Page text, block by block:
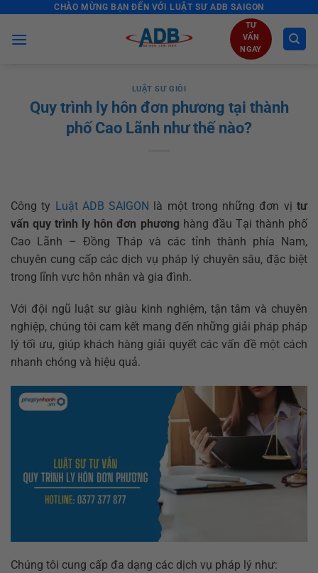
content
CHÀO MỪNG BẠN ĐẾN VỚI LUẬT SƯ ADB SAIGON
TƯ
VẤN
NGAY
LUẬT SƯ GIỎI
Quy trình ly hôn đơn phương tại thành
phố Cao Lãnh như thế nào?
Công ty Luật ADB SAIGON là một trong những đơn vịtư
vấn quy trình ly hôn đơn phương hàng đầu Tại thành phố
Cao Lãnh – Đồng Tháp và các tỉnh thành phía Nam,
chuyên cung cấp các dịch vụ pháp lý chuyên sâu, đặc biệt
trong lĩnh vực hôn nhân và gia đình.
Với đội ngũ luật sư giàu kinh nghiệm, tận tâm và chuyên
nghiệp, chúng tôi cam kết mang đến những giải pháp pháp
lý tối ưu, giúp khách hàng giải quyết các vấn đề một cách
nhanh chóng và hiệu quả.
Chúng tôi cung cấp đa dạng các dịch vụ pháp lý như: